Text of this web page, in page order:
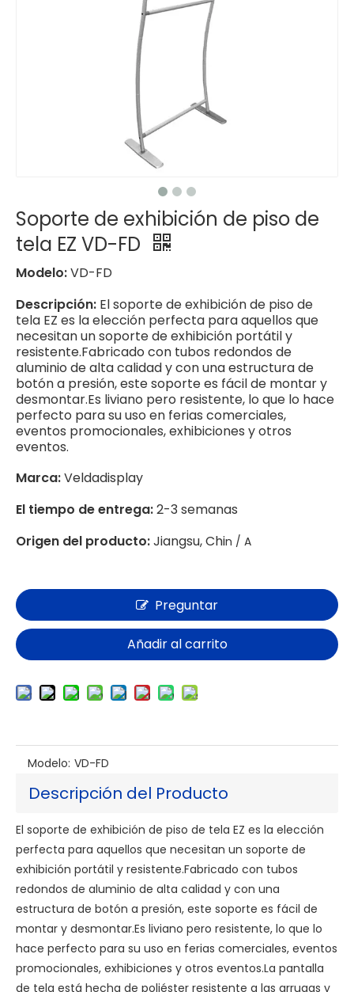
Soporte de exhibición de piso de
tela EZ VD-FD
Modelo:VD-FD
Descripción: El soporte de exhibición de piso de
tela EZ es la elección perfecta para aquellos que
necesitan un soporte de exhibición portátil y
resistente.Fabricado con tubos redondos de
aluminio de alta calidad y con una estructura de
botón a presión, este soporte es fácil de montar y
desmontar.Es liviano pero resistente, lo que lo hace
perfecto para su uso en ferias comerciales,
eventos promocionales, exhibiciones y otros
eventos.
Marca:Veldadisplay
El tiempo de entrega:2-3 semanas
Origen del producto:Jiangsu, Chin / A
Preguntar
Añadir al carrito
Modelo: VD-FD
Descripción del Producto
El soporte de exhibición de piso de tela EZ es la elección
perfecta para aquellos que necesitan un soporte de
exhibición portátil y resistente.Fabricado con tubos
redondos de aluminio de alta calidad y con una
estructura de botón a presión, este soporte es fácil de
montar y desmontar.Es liviano pero resistente, lo que lo
hace perfecto para su uso en ferias comerciales, eventos
promocionales, exhibiciones y otros eventos.La pantalla
de tela está hecha de poliéster resistente a las arrugas y